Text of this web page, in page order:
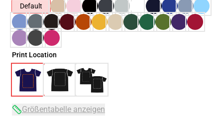
Default
Print Location
Größentabelle anzeigen